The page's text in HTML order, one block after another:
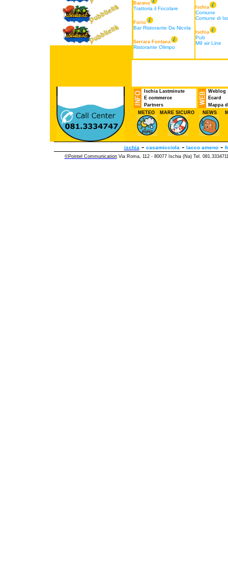
Barano
Trattoria il Focolare
Forio
Bar Ristorante Da Nicola
Serrara Fontana
Ristorante Olimpo
Ischia
Comune
Comune di
Ischia
Pub
M9 air Line
Ischia Lastminute
E commerce
Partners
Weblog
Ecard
Mappa
METEO
MARE SICURO NEWS
ischia - casamicciola - lacco ameno-
©Pointel CommunicationVia Roma, 112 - 80077 Ischia (Na) Tel.